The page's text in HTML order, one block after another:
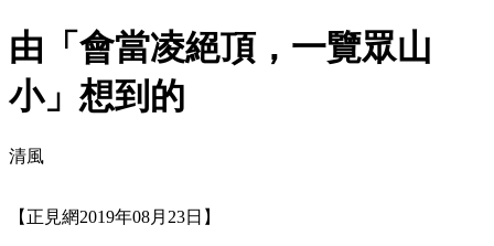
由「會當凌絕頂，一覽眾山
小」想到的
清風
【正見網2019年08月23日】